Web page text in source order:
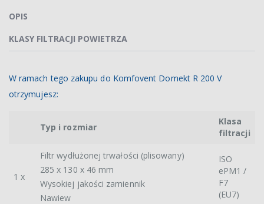
OPIS
KLASY FILTRACJI POWIETRZA
W ramach tego zakupu do Komfovent Domekt R 200 V
otrzymujesz:
Typ i rozmiar
Klasa
filtracji
1 x
Filtr wydłużonej trwałości (plisowany)
285 x 130 x 46 mm
Wysokiej jakości zamiennik
Nawiew
ISO
ePM1 /
F7
(EU7)